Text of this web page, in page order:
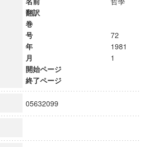
翻訳
巻
号
72
年
1981
月
1
開始ページ
終了ページ
05632099